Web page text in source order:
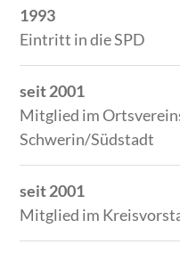
1993
Eintritt in die SPD
seit 2001
Mitglied im
Schwerin/Südstadt
seit 2001
Mitglied im